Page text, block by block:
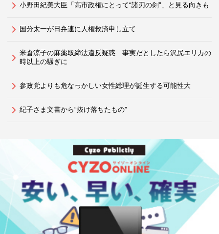
小野田紀美大臣「高市政権にとって“諸刃の剣”」と見る向きも
国分太一が日弁連に人権救済申し立て
米倉涼子の麻薬取締法違反疑惑 事実だとしたら沢尻エリカの
時以上の騒ぎに
参政党よりも危なっかしい女性総理が誕生する可能性大
紀子さま文書から“抜け落ちたもの”